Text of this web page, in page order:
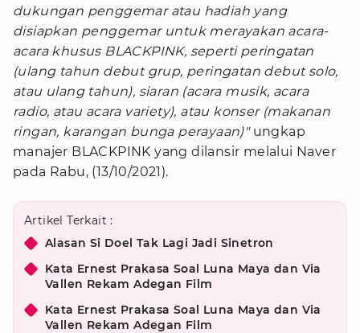
dukungan penggemar atau hadiah yang
disiapkan penggemar untuk merayakan acara-
acara khusus BLACKPINK, seperti peringatan
(ulang tahun debut grup, peringatan debut solo,
atau ulang tahun), siaran (acara musik, acara
radio, atau acara variety), atau konser (makanan
ringan, karangan bunga perayaan)"ungkap
manajer BLACKPINK yang dilansir melalui Naver
pada Rabu, (13/10/2021).
Artikel Terkait :
Alasan Si Doel Tak Lagi Jadi Sinetron
Kata Ernest Prakasa Soal Luna Maya dan Via
Vallen Rekam Adegan Film
Kata Ernest Prakasa Soal Luna Maya dan Via
Vallen Rekam Adegan Film